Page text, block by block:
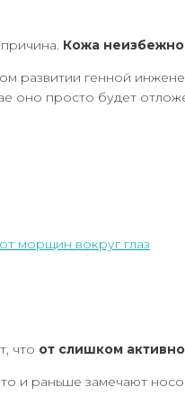
Кожа неизбежно
развитии генной
оно просто будет
морщин вокруг глаз
что от слишком
и раньше замечают